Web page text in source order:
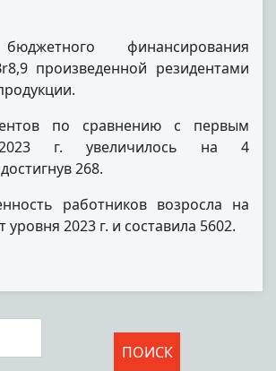
финансирования
произведенной резидентами
по сравнению с первым
2023 г. увеличилось на 4
268.
работников возросла на
уровня 2023 г. и составила 5602.